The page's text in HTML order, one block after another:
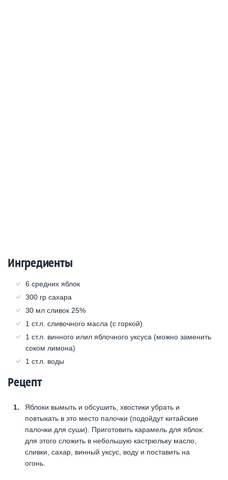
Ингредиенты
6 средних яблок
300 гр сахара
30 мл сливок 25%
1 ст.л. сливочного масла (с горкой)
1 ст.л. винного илил яблочного уксуса (можно заменить
соком лимона)
1 ст.л. воды
Рецепт
Яблоки вымыть и обсушить, хвостики убрать и
повтыкать в это место палочки (подойдут китайские
палочки для суши). Приготовить карамель для яблок:
для этого сложить в небольшую кастрюльку масло,
сливки, сахар, винный уксус, воду и поставить на
огонь.